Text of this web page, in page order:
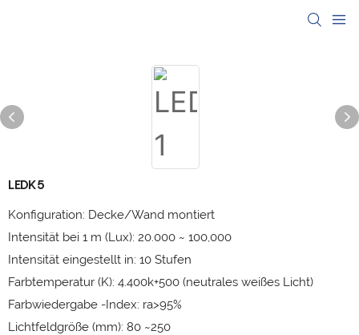
LEDK5
Konfiguration: Decke/Wand montiert
Intensität bei 1 m (Lux): 20.000 ~ 100,000
Intensität eingestellt in: 10 Stufen
Farbtemperatur (K): 4.400k+500 (neutrales weißes Licht)
Farbwiedergabe -Index: ra>95%
Lichtfeldgröße (mm): 80 ~250